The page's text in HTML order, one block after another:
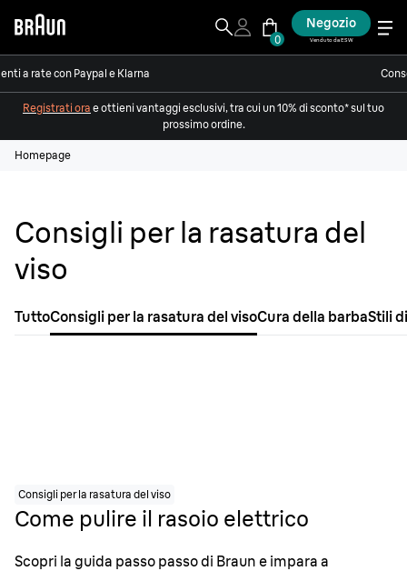
0
Negozio
Venduto da ESW
a rate con Paypal e Klarna
Registrati ora e ottieni vantaggi esclusivi, tra cui un 10% di sconto* sul tuo
prossimo ordine.
Homepage
Consigli per la rasatura del
viso
TuttoConsigli per la rasatura del visoCura della barbaStili
Consigli per la rasatura del viso
Come pulire il rasoio elettrico
Scopri la guida passo passo di Braun e impara a